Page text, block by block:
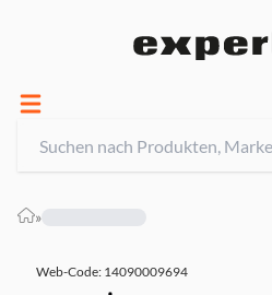
»
Web-Code: 14090009694